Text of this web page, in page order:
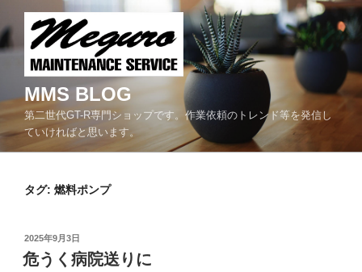
ン
テ
へ
MMS BLOG
第二世代GT-R専門ショップです。作業依頼のトレンド等を発信し
ていければと思います。
タグ: 燃料ポンプ
投
稿
日:
2025年9月3日
危うく病院送りに